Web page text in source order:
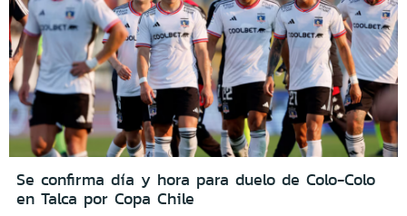
Se confirma día y hora para duelo de Colo-Colo
en Talca por Copa Chile